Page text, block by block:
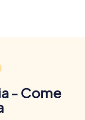
- Come